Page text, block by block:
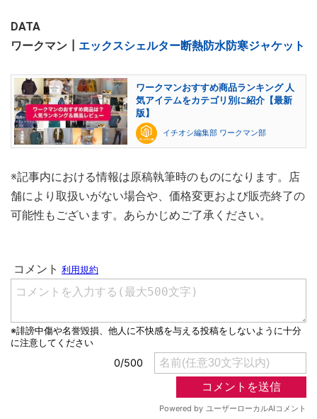
DATA
ワークマン┃ エックスシェルター断熱防水防寒ジャケット
ワークマンおすすめ商品ランキング 人
気アイテムをカテゴリ別に紹介【最新
版】
イチオシ編集部 ワークマン部
※記事内における情報は原稿執筆時のものになります。店
舗により取扱いがない場合や、価格変更および販売終了の
可能性もございます。あらかじめご了承ください。